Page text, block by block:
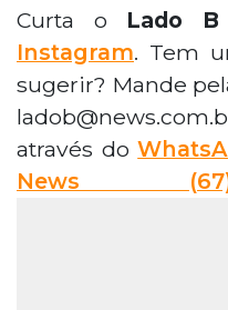
Curta o Lado B
Instagram. Tem
sugerir? Mande
através do
News